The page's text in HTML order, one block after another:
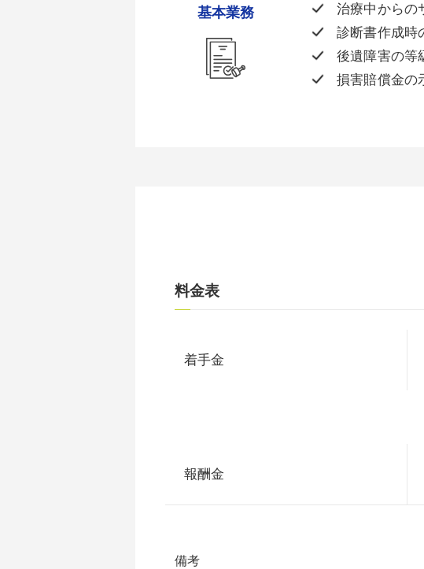
基本業務
治療中からの
診断書作成時
後遺障害の等
損害賠償金の
料金表
着手金
報酬金
備考